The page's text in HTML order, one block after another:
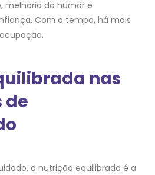
melhoria do humor e
Com o tempo, há mais
nas
de
a nutrição equilibrada é a